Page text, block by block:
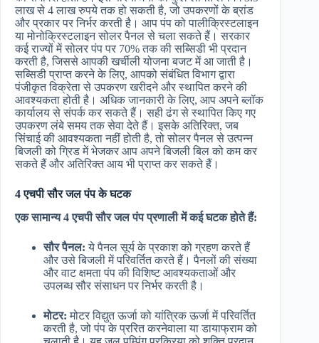
लाख से 4 लाख रुपये तक हो सकती है, जो उपकरणों के ब्रांड
और प्रकार पर निर्भर करती है। आप पंप को पालीक्रिस्टलाइन
या मोनोक्रिस्टलाइन सोलर पैनल से चला सकते हैं। सरकार
कई राज्यों में सोलर पंप पर 70% तक की सब्सिडी भी प्रदान
करती है, जिससे आपकी खर्चीली योजना बजट में आ जाती है।
सब्सिडी प्राप्त करने के लिए, आपको संबंधित विभाग द्वारा
पंजीकृत विक्रेता से उपकरण खरीदने और स्थापित करने की
आवश्यकता होती है। अधिक जानकारी के लिए, आप अपने ब्लॉक
कार्यालय से संपर्क कर सकते हैं। सही ढंग से स्थापित किए गए
उपकरण लंबे समय तक सेवा देते हैं। इसके अतिरिक्त, जब
सिंचाई की आवश्यकता नहीं होती है, तो सोलर पैनल से उत्पन्न
बिजली को ग्रिड में भेजकर आप अपने बिजली बिल को कम कर
सकते हैं और अतिरिक्त आय भी प्राप्त कर सकते हैं।
4 एचपी सौर जल पंप के घटक
एक सामान्य 4 एचपी सौर जल पंप प्रणाली में कई घटक होते हैं:
सौर पैनल: ये पैनल सूर्य के प्रकाश को ग्रहण करते हैं
और उसे बिजली में परिवर्तित करते हैं। पैनलों की संख्या
और वाट क्षमता पंप की विशिष्ट आवश्यकताओं और
उपलब्ध सौर संसाधन पर निर्भर करती है।
मोटर: मोटर विद्युत ऊर्जा को यांत्रिक ऊर्जा में परिवर्तित
करती है, जो पंप के प्ररित करनेवाला या डायाफ्राम को